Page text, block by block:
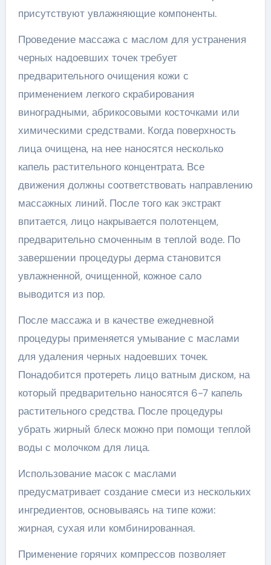
присутствуют увлажняющие компоненты.
Проведение массажа с маслом для устранения
черных надоевших точек требует
предварительного очищения кожи с
применением легкого скрабирования
виноградными, абрикосовыми косточками или
химическими средствами. Когда поверхность
лица очищена, на нее наносятся несколько
капель растительного концентрата. Все
движения должны соответствовать направлению
массажных линий. После того как экстракт
впитается, лицо накрывается полотенцем,
предварительно смоченным в теплой воде. По
завершении процедуры дерма становится
увлажненной, очищенной, кожное сало
выводится из пор.
После массажа и в качестве ежедневной
процедуры применяется умывание с маслами
для удаления черных надоевших точек.
Понадобится протереть лицо ватным диском, на
который предварительно наносятся 6-7 капель
растительного средства. После процедуры
убрать жирный блеск можно при помощи теплой
воды с молочком для лица.
Использование масок с маслами
предусматривает создание смеси из нескольких
ингредиентов, основываясь на типе кожи:
жирная, сухая или комбинированная.
Применение горячих компрессов позволяет